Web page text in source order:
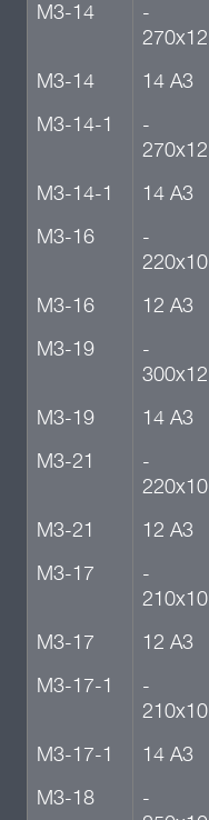
М3-14
-
270х12
М3-14 14 А3
М3-14-1
-
270х12
М3-14-1 14 А3
М3-16
-
220х10
М3-16 12 А3
М3-19
-
300х12
М3-19 14 А3
М3-21
-
220х10
М3-21 12 А3
М3-17
-
210х10
М3-17 12 А3
М3-17-1
-
210х10
М3-17-1 14 А3
М3-18
-